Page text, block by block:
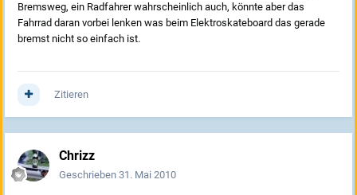
Bremsweg, ein Radfahrer wahrscheinlich auch, könnte aber das
Fahrrad daran vorbei lenken was beim Elektroskateboard das gerade
bremst nicht so einfach ist.
Zitieren
Chrizz
Geschrieben 31. Mai 2010